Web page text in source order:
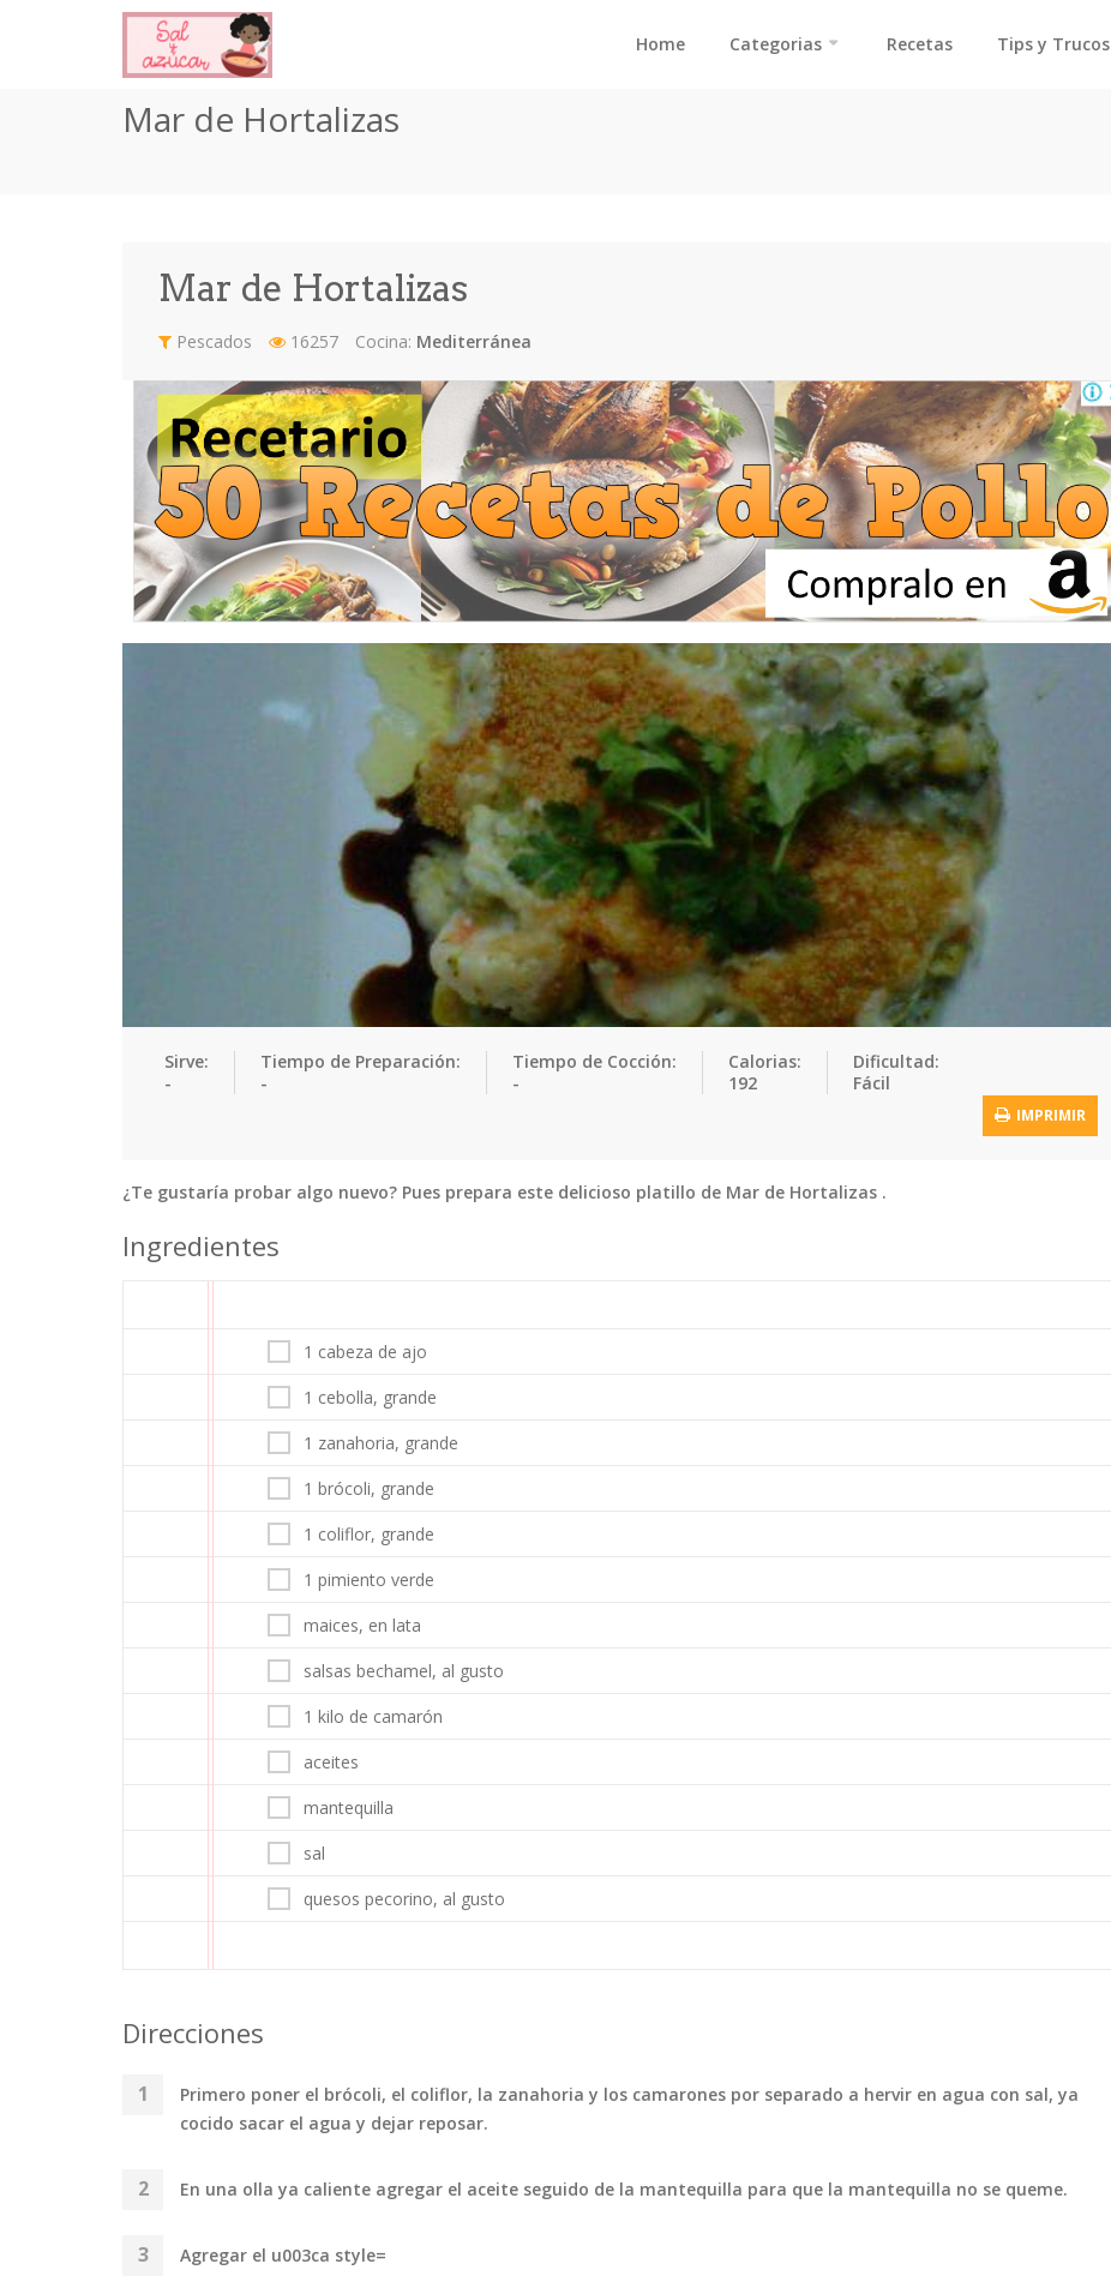
Home Categorias Recetas Tips y Trucos
Mar de Hortalizas
Mar de Hortalizas
Pescados 16257 Cocina: Mediterránea
Sirve:
-
Tiempo de Preparación:
-
Tiempo de Cocción:
-
Calorias:
192
Dificultad:
Fácil
IMPRIMIR
¿Te gustaría probar algo nuevo? Pues prepara este delicioso platillo de Mar de Hortalizas .
Ingredientes
1 cabeza de ajo
1 cebolla, grande
1 zanahoria, grande
1 brócoli, grande
1 coliflor, grande
1 pimiento verde
maices, en lata
salsas bechamel, al gusto
1 kilo de camarón
aceites
mantequilla
sal
quesos pecorino, al gusto
Direcciones
Primero poner el brócoli, el coliflor, la zanahoria y los camarones por separado a hervir en agua con sal, ya
cocido sacar el agua y dejar reposar.
En una olla ya caliente agregar el aceite seguido de la mantequilla para que la mantequilla no se queme.
Agregar el u003ca style=